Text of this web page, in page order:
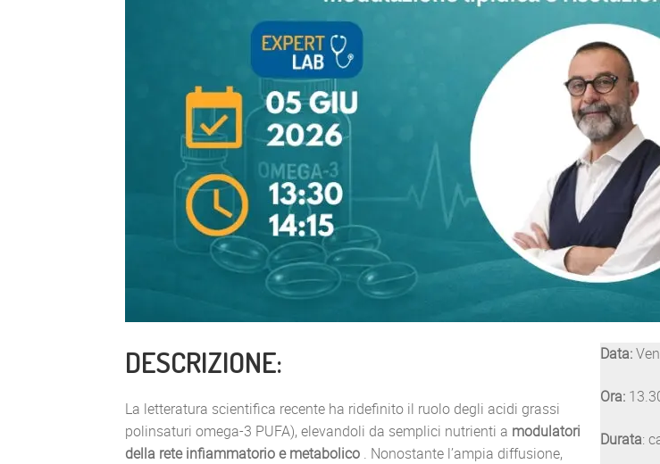
DESCRIZIONE:
La letteratura scientifica recente ha ridefinito il ruolo degli acidi grassi
polinsaturi omega-3 PUFA), elevandoli da semplici nutrienti a modulatori
della rete infiammatorio e metabolico . Nonostante l’ampia diffusione,
Data:
Ora:
Durata: